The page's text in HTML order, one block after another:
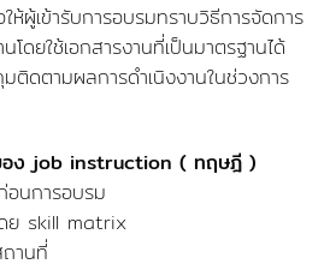
ห้ผู้เข้ารับการอบรมทราบวิธีการจัดการ
ดยใช้เอกสารงานที่เป็นมาตรฐานได้
ติดตามผลการดำเนิงงานในช่วงการ
อง job instruction ( ทฤษฎี )
อนการอบรม
ดย skill matrix
านที่